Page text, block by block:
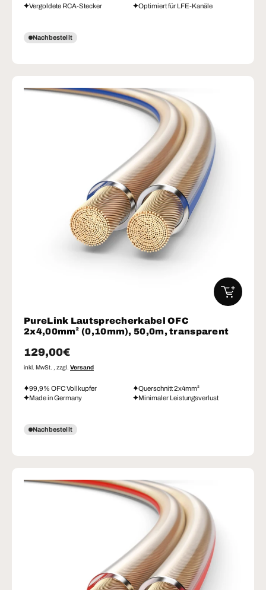
Vergoldete RCA-Stecker
Optimiert für LFE-Kanäle
Nachbestellt
PureLink Lautsprecherkabel OFC
2x4,00mm² (0,10mm), 50,0m, transparent
Normaler Preis
129,00€
inkl. MwSt. , zzgl. Versand
99,9% OFC Vollkupfer
Querschnitt 2x4mm²
Made in Germany
Minimaler Leistungsverlust
Nachbestellt
IN DEN